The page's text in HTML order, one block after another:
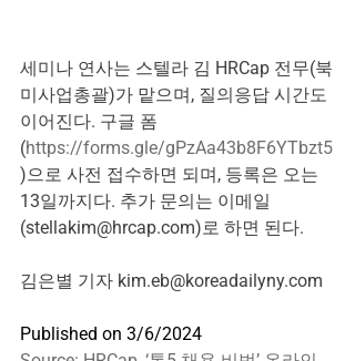
세미나 연사는 스텔라 김 HRCap 전무(북
미사업총괄)가 맡으며, 질의응답 시간도
이어진다. 구글 폼
(https://forms.gle/gPzAa43b8F6YTbzt5
)으로 사전 접수하면 되며, 등록은 오는
13일까지다. 추가 문의는 이메일
(stellakim@hrcap.com)로 하면 된다.
김은별 기자 kim.eb@koreadailyny.com
Published on 3/6/2024